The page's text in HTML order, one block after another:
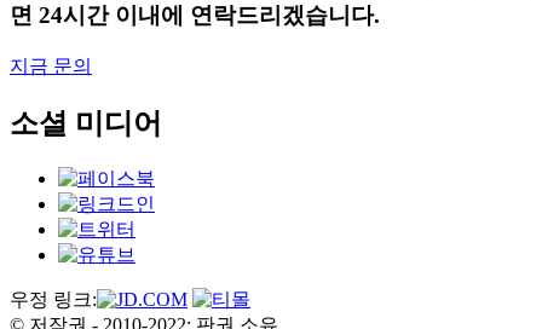
면 24시간 이내에 연락드리겠습니다.
지금 문의
소셜 미디어
우정 링크:
© 저작권 - 2010-2022: 판권 소유.